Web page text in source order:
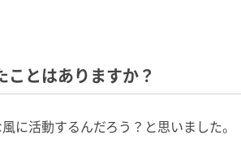
とはありますか？
に活動するんだろう？と思いました。